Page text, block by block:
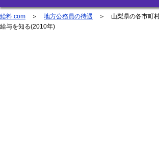
国家公務員編
給料.com ＞ 地方公務員の待遇 ＞ 山梨県の各市町村
給与を知る(2010年)